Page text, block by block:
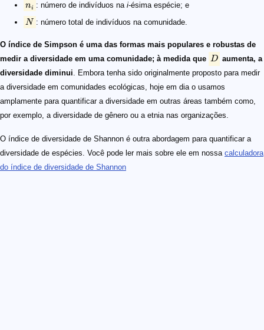
ni : número de indivíduos na i-ésima espécie; e
N : número total de indivíduos na comunidade.
O índice de Simpson é uma das formas mais populares e robustas de
medir a diversidade em uma comunidade; à medida que D aumenta, a
diversidade diminui. Embora tenha sido originalmente proposto para medir
a diversidade em comunidades ecológicas, hoje em dia o usamos
amplamente para quantificar a diversidade em outras áreas também como,
por exemplo, a diversidade de gênero ou a etnia nas organizações.
O índice de diversidade de Shannon é outra abordagem para quantificar a
diversidade de espécies. Você pode ler mais sobre ele em nossa calculadora
do índice de diversidade de Shannon